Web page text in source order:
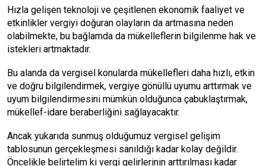
Hızla gelişen teknoloji ve çeşitlenen ekonomik faaliyet ve
etkinlikler vergiyi doğuran olayların da artmasına neden
olabilmekte, bu bağlamda da mükelleflerin bilgilenme hak ve
istekleri artmaktadır.
Bu alanda da vergisel konularda mükellefleri daha hızlı, etkin
ve doğru bilgilendirmek, vergiye gönüllü uyumu arttırmak ve
uyum bilgilendirmesini mümkün olduğunca çabuklaştırmak,
mükellef-idare beraberliğini sağlayacaktır.
Ancak yukarıda sunmuş olduğumuz vergisel gelişim
tablosunun gerçekleşmesi sanıldığı kadar kolay değildir.
Öncelikle belirtelim ki vergi gelirlerinin arttırılması kadar